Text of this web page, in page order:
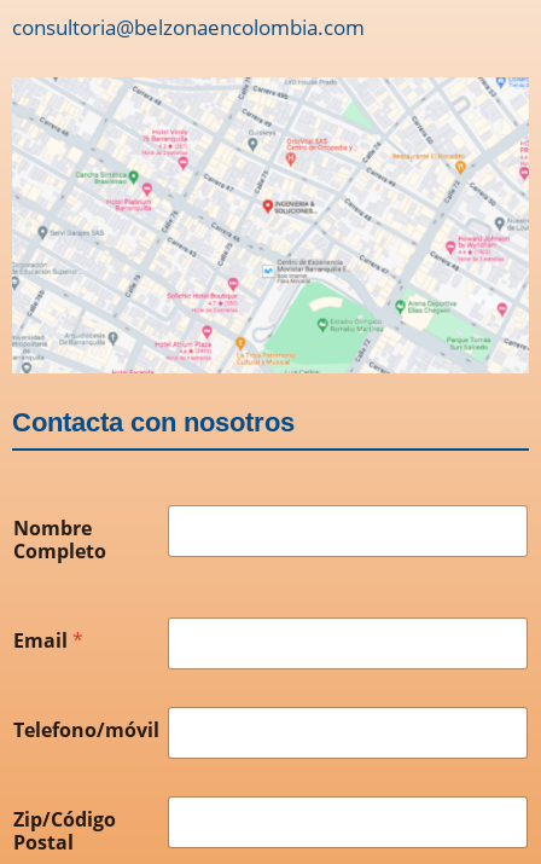
consultoria@belzonaencolombia.com
Contacta con nosotros
Nombre
Completo
Email *
Telefono/móvil
Zip/Código
Postal